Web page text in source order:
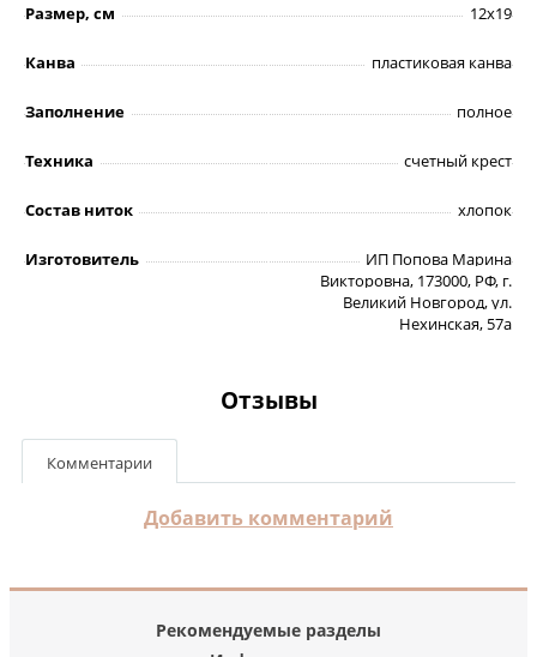
Размер, см 12х19
Канва пластиковая канва
Заполнение полное
Техника счетный крест
Состав ниток хлопок
Изготовитель
ИП Попова Марина
Викторовна, 173000, РФ, г.
Великий Новгород, ул.
Нехинская, 57а
Отзывы
Комментарии
Добавить комментарий
Рекомендуемые разделы